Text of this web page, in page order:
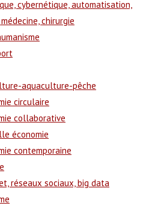
cybernétique, automatisation,
chirurgie
aquaculture-pêche
circulaire
collaborative
économie
contemporaine
réseaux sociaux, big data